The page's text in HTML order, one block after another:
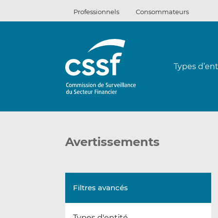
contenu
Professionnels Consommateurs
Types
Avertissements
Filtres avancés